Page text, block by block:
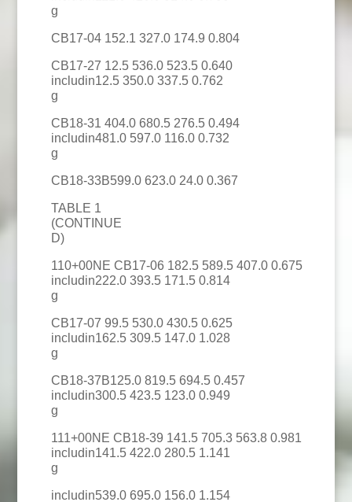
g
CB17-04 152.1 327.0 174.9 0.804
CB17-27 12.5 536.0 523.5 0.640
includin12.5 350.0 337.5 0.762
g
CB18-31 404.0 680.5 276.5 0.494
includin481.0 597.0 116.0 0.732
g
CB18-33B599.0 623.0 24.0 0.367
TABLE 1
(CONTINUE
D)
110+00NE CB17-06 182.5 589.5 407.0 0.675
includin222.0 393.5 171.5 0.814
g
CB17-07 99.5 530.0 430.5 0.625
includin162.5 309.5 147.0 1.028
g
CB18-37B125.0 819.5 694.5 0.457
includin300.5 423.5 123.0 0.949
g
111+00NE CB18-39 141.5 705.3 563.8 0.981
includin141.5 422.0 280.5 1.141
g
includin539.0 695.0 156.0 1.154